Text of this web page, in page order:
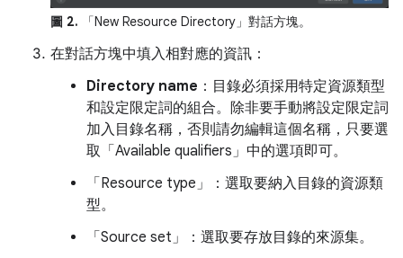
圖 2. 「New Resource Directory」 對話方塊。
在對話方塊中填入相對應的資訊：
Directory name ：目錄必須採用特定資源類型
和設定限定詞的組合。除非要手動將設定限定詞
加入目錄名稱，否則請勿編輯這個名稱，只要選
取「Available qualifiers」 中的選項即可。
「Resource type」
：選取要納入目錄的資源類
型。
「Source set」： 選取要存放目錄的來源集。